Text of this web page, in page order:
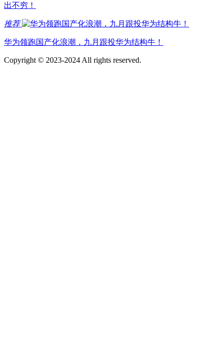
出不穷！
推荐
华为领跑国产化浪潮，九月跟投华为结构牛！
Copyright © 2023-2024 All rights reserved.